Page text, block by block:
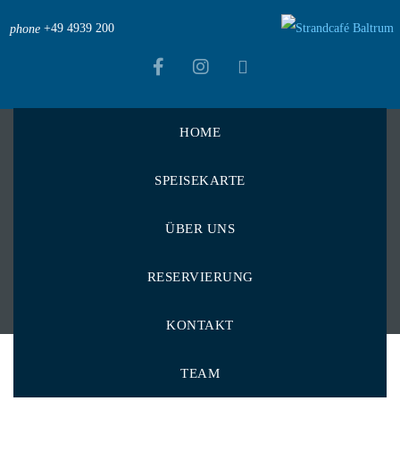
phone +49 4939 200
HOME
SPEISEKARTE
ÜBER UNS
RESERVIERUNG
KONTAKT
TEAM
Strandcafé Baltrum > Menu Items
Pommes